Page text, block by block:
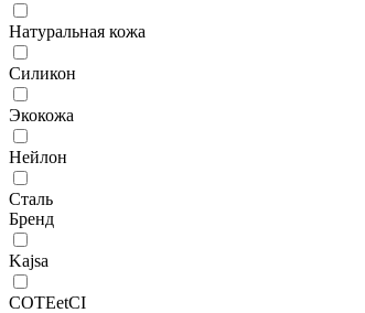
Натуральная кожа
Силикон
Экокожа
Нейлон
Сталь
Бренд
Kajsa
COTEetCI